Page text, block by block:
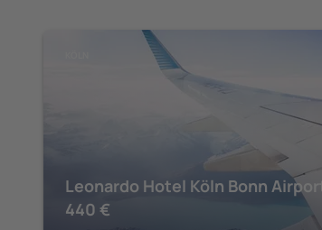
Leonardo Hotel Köln Bonn Airport
440 €